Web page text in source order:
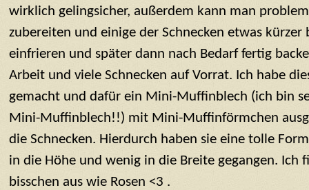
wirklich gelingsicher, außerdem kann man
zubereiten und einige der Schnecken etwas kürzer
einfrieren und später dann nach Bedarf fertig
Arbeit und viele Schnecken auf Vorrat. Ich habe
gemacht und dafür ein Mini-Muffinblech (ich bin
Mini-Muffinblech!!) mit Mini-Muffinförmchen
die Schnecken. Hierdurch haben sie eine tolle
in die Höhe und wenig in die Breite gegangen. Ich
bisschen aus wie Rosen <3 .